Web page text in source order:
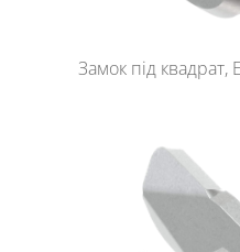
Замок під